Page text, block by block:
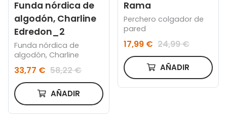
Funda nórdica de
algodón, Charline
Edredon_2
Funda nórdica de
algodón, Charline
33,77 € 58,22 €
AÑADIR
Rama
Perchero colgador de
pared
17,99 € 24,99 €
AÑADIR